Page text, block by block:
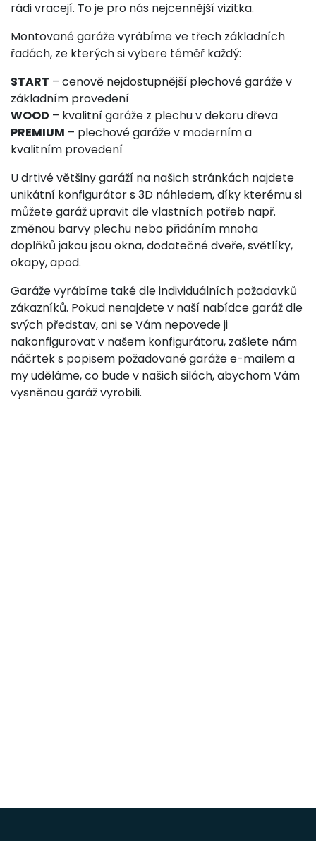
rádi vracejí. To je pro nás nejcennější vizitka.
Montované garáže vyrábíme ve třech základních
řadách, ze kterých si vybere téměř každý:
START – cenově nejdostupnější plechové garáže v
základním provedení
WOOD – kvalitní garáže z plechu v dekoru dřeva
PREMIUM – plechové garáže v moderním a
kvalitním provedení
U drtivé většiny garáží na našich stránkách najdete
unikátní konfigurátor s 3D náhledem, díky kterému si
můžete garáž upravit dle vlastních potřeb např.
změnou barvy plechu nebo přidáním mnoha
doplňků jakou jsou okna, dodatečné dveře, světlíky,
okapy, apod.
Garáže vyrábíme také dle individuálních požadavků
zákazníků. Pokud nenajdete v naší nabídce garáž dle
svých představ, ani se Vám nepovede ji
nakonfigurovat v našem konfigurátoru, zašlete nám
náčrtek s popisem požadované garáže e-mailem a
my uděláme, co bude v našich silách, abychom Vám
vysněnou garáž vyrobili.